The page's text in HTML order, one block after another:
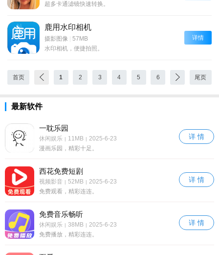
超多卡通滤镜快速转换。
鹿用水印相机
摄影图像
57MB
水印相机，便捷拍照。
详情
首页 1 2 3 4 5 6 尾页
最新软件
一耽乐园
休闲娱乐 | 11MB | 2025-6-23
漫画乐园，精彩十足。
详 情
西花免费短剧
视频影音 | 52MB | 2025-6-23
免费观看，精彩连连。
详 情
免费音乐畅听
休闲娱乐 | 38MB | 2025-6-23
免费播放，精彩连连。
详 情